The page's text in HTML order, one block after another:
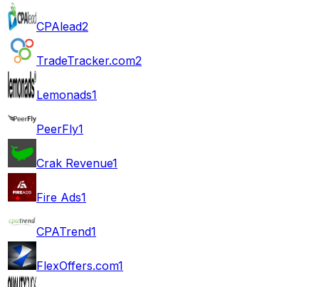
CPAlead2
TradeTracker.com2
Lemonads1
PeerFly1
Crak Revenue1
Fire Ads1
CPATrend1
FlexOffers.com1